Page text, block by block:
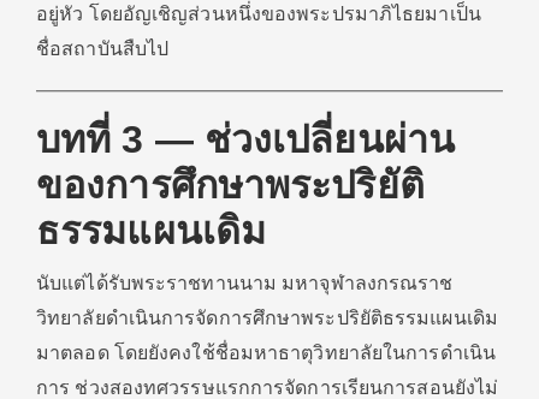
อยู่หัว โดยอัญเชิญส่วนหนึ่งของพระปรมาภิไธยมาเป็น
ชื่อสถาบันสืบไป
บทที่ 3 — ช่วงเปลี่ยนผ่าน
ของการศึกษาพระปริยัติ
ธรรมแผนเดิม
นับแต่ได้รับพระราชทานนาม มหาจุฬาลงกรณราช
วิทยาลัยดำเนินการจัดการศึกษาพระปริยัติธรรมแผนเดิม
มาตลอด โดยยังคงใช้ชื่อมหาธาตุวิทยาลัยในการดำเนิน
การ ช่วงสองทศวรรษแรกการจัดการเรียนการสอนยังไม่